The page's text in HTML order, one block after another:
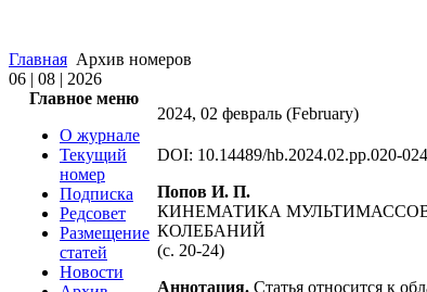
Главная Архив номеров
06 | 08 | 2026
Главное меню
О журнале
Текущий
номер
Подписка
Редсовет
Размещение
статей
Новости
2024, 02 февраль (February)
DOI: 10.14489/hb.2024.02.pp.020-024
Попов И. П.
КИНЕМАТИКА
КОЛЕБАНИЙ
(c. 20-24)
Аннотация. Статья относится к